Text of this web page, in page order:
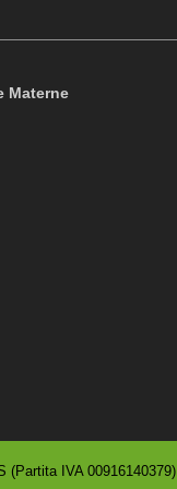
Materne
(Partita IVA 00916140379)